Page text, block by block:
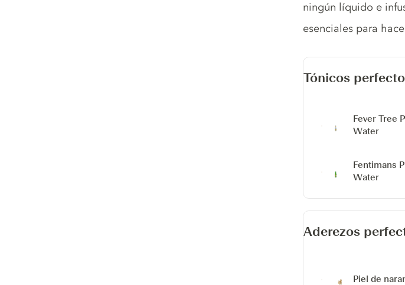
ningún líquido e
esenciales para
Tónicos
Fever Tree
Water
Fentimans
Water
Aderezos
Piel de